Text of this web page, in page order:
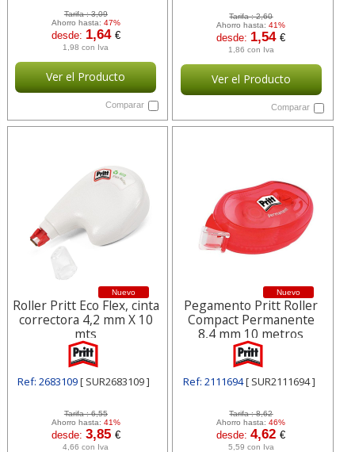
Tarifa :3,09
Ahorro hasta: 47%
desde: 1,64 €
1,98 con Iva
Ver el Producto
Comparar
Tarifa :2,60
Ahorro hasta:41%
desde: 1,54€
1,86 con Iva
Ver el Producto
Comparar
Nuevo
Roller Pritt Eco Flex, cinta
correctora 4,2 mm X 10
mts
Ref: 2683109[ SUR2683109 ]
Tarifa :6,55
Ahorro hasta: 41%
desde: 3,85 €
4,66 con Iva
Nuevo
Pegamento Pritt Roller
Compact Permanente
8,4 mm 10 metros
Ref: 2111694[ SUR2111694 ]
Tarifa :8,62
Ahorro hasta:46%
desde:4,62€
5,59 con Iva